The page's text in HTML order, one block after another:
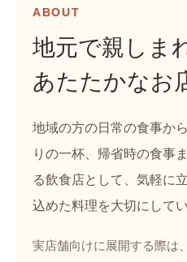
ABOUT
地元で親しま
あたたかなお
地域の方の日常の食事か
りの一杯、帰省時の食事
る飲食店として、気軽に
込めた料理を大切にしてい
実店舗向けに展開する際は